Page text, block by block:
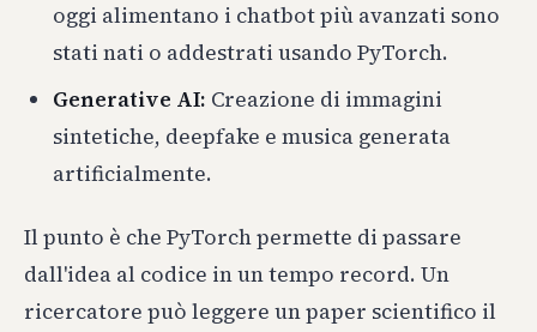
oggi alimentano i chatbot più avanzati sono
stati nati o addestrati usando PyTorch.
Generative AI: Creazione di immagini
sintetiche, deepfake e musica generata
artificialmente.
Il punto è che PyTorch permette di passare
dall'idea al codice in un tempo record. Un
ricercatore può leggere un paper scientifico il